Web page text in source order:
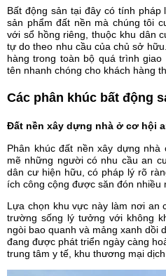
Bất động sản tại đây có tính
sản phẩm đất nền mà chúng tôi
với sổ hồng riêng, thuộc khu dân
tự do theo nhu cầu của chủ sở
hàng trong toàn bộ quá trình
tên nhanh chóng cho khách hàng
Các phân khúc bất động
Đất nền xây dựng nhà ở cơ hội
Phân khúc đất nền xây dựng
mẽ những người có nhu cầu an
dân cư hiện hữu, có pháp lý rõ
ích công cộng được săn đón nhiều
Lựa chọn khu vực này làm nơi an
trường sống lý tưởng với không
ngòi bao quanh và mảng xanh dồi
đang được phát triển ngày càng
trung tâm y tế, khu thương mại